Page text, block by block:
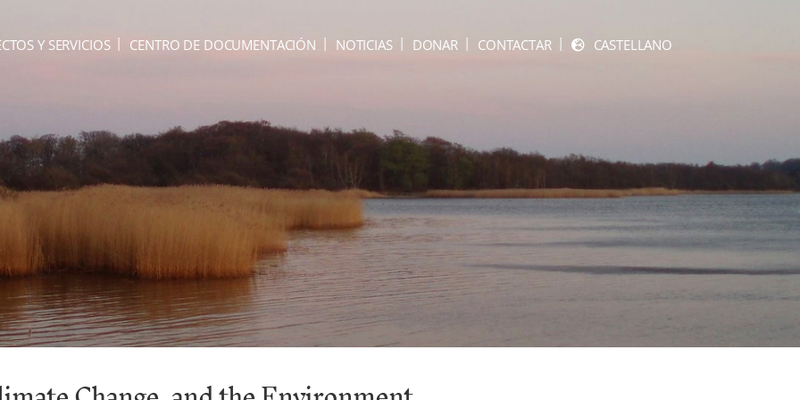
Y SERVICIOS CENTRO DE DOCUMENTACIÓN NOTICIAS DONAR CONTACTAR CASTELLANO